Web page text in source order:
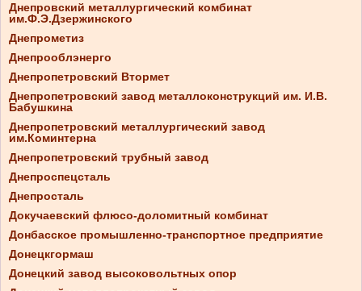
Днепровский металлургический комбинат
им.Ф.Э.Дзержинского
Днепрометиз
Днепрооблэнерго
Днепропетровский Втормет
Днепропетровский завод металлоконструкций им. И.В.
Бабушкина
Днепропетровский металлургический завод
им.Коминтерна
Днепропетровский трубный завод
Днепроспецсталь
Днепросталь
Докучаевский флюсо-доломитный комбинат
Донбасское промышленно-транспортное предприятие
Донецкгормаш
Донецкий завод высоковольтных опор